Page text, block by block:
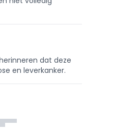
dat deze
en leverkanker.